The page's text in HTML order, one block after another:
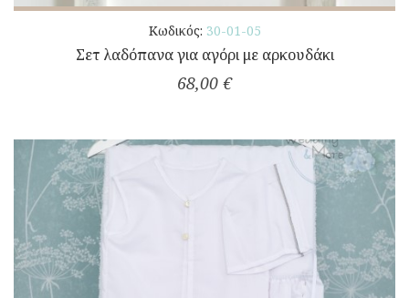
Κωδικός: 30-01-05
Σετ λαδόπανα για αγόρι με αρκουδάκι
68,00 €